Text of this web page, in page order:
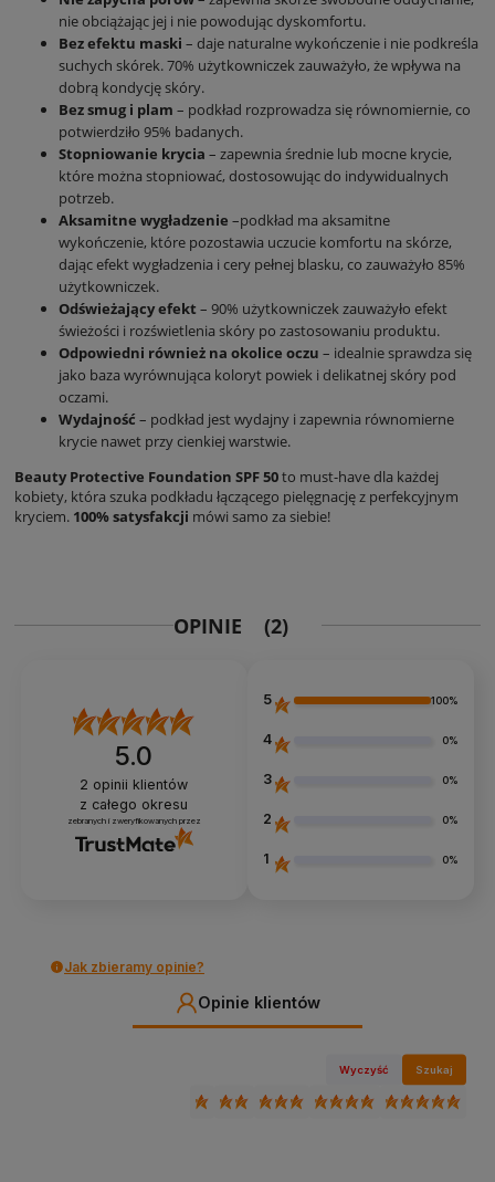
nie obciążając jej i nie powodując dyskomfortu.
Bez efektu maski – daje naturalne wykończenie i nie podkreśla
suchych skórek. 70% użytkowniczek zauważyło, że wpływa na
dobrą kondycję skóry.
Bez smug i plam – podkład rozprowadza się równomiernie, co
potwierdziło 95% badanych.
Stopniowanie krycia – zapewnia średnie lub mocne krycie,
które można stopniować, dostosowując do indywidualnych
potrzeb.
Aksamitne wygładzenie –podkład ma aksamitne
wykończenie, które pozostawia uczucie komfortu na skórze,
dając efekt wygładzenia i cery pełnej blasku, co zauważyło 85%
użytkowniczek.
Odświeżający efekt – 90% użytkowniczek zauważyło efekt
świeżości i rozświetlenia skóry po zastosowaniu produktu.
Odpowiedni również na okolice oczu – idealnie sprawdza się
jako baza wyrównująca koloryt powiek i delikatnej skóry pod
oczami.
Wydajność – podkład jest wydajny i zapewnia równomierne
krycie nawet przy cienkiej warstwie.
Beauty Protective Foundation SPF 50to must-have dla każdej
kobiety, która szuka podkładu łączącego pielęgnację z perfekcyjnym
kryciem. 100% satysfakcji mówi samo za siebie!
OPINIE (2)
5.0
2 opinii klientów
z całego okresu
zebranych i zweryfikowanych przez
5 100%
4 0%
3 0%
2 0%
1 0%
Jak zbieramy opinie?
Opinie klientów
Wyczyść Szukaj